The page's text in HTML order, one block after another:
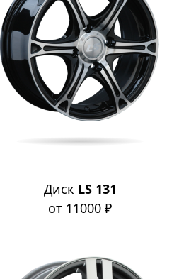
Диск LS 131
от 11000 ₽